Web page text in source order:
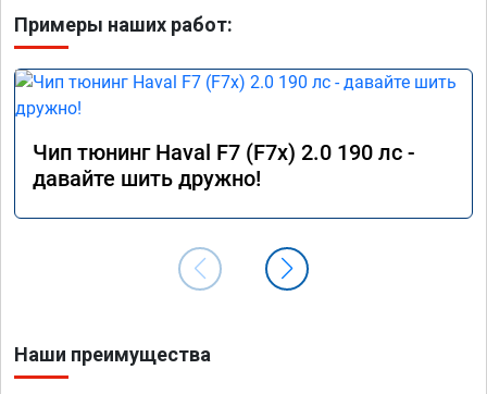
Примеры наших работ:
Чип тюнинг Haval F7 (F7x) 2.0 190 лс -
давайте шить дружно!
Наши преимущества